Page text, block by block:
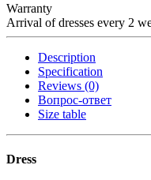
Warranty
Arrival of dresses every 2
Description
Specification
Reviews (0)
Вопрос-ответ
Size table
Dress